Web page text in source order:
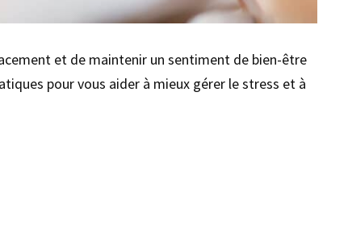
et de maintenir un sentiment de bien-être
pour vous aider à mieux gérer le stress et à